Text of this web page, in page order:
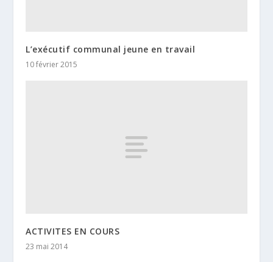
L’exécutif communal jeune en travail
10 février 2015
ACTIVITES EN COURS
23 mai 2014